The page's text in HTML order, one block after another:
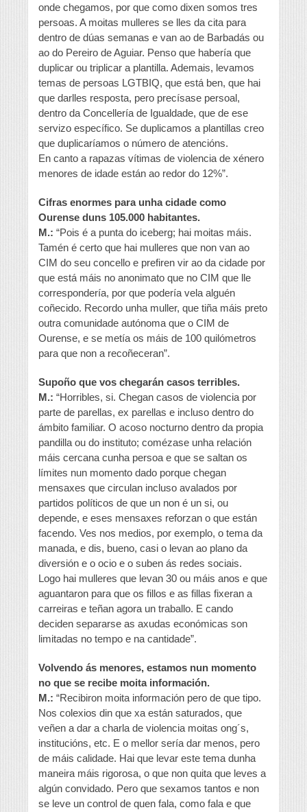
onde chegamos, por que como dixen somos tres
persoas. A moitas mulleres se lles da cita para
dentro de dúas semanas e van ao de Barbadás ou
ao do Pereiro de Aguiar. Penso que habería que
duplicar ou triplicar a plantilla. Ademais, levamos
temas de persoas LGTBIQ, que está ben, que hai
que darlles resposta, pero precísase persoal,
dentro da Concellería de Igualdade, que de ese
servizo específico. Se duplicamos a plantillas creo
que duplicaríamos o número de atencións.
En canto a rapazas vítimas de violencia de xénero
menores de idade están ao redor do 12%”.
Cifras enormes para unha cidade como
Ourense duns 105.000 habitantes.
M.: “Pois é a punta do iceberg; hai moitas máis.
Tamén é certo que hai mulleres que non van ao
CIM do seu concello e prefiren vir ao da cidade por
que está máis no anonimato que no CIM que lle
correspondería, por que podería vela alguén
coñecido. Recordo unha muller, que tiña máis preto
outra comunidade autónoma que o CIM de
Ourense, e se metía os máis de 100 quilómetros
para que non a recoñeceran”.
Supoño que vos chegarán casos terribles.
M.: “Horribles, si. Chegan casos de violencia por
parte de parellas, ex parellas e incluso dentro do
ámbito familiar. O acoso nocturno dentro da propia
pandilla ou do instituto; comézase unha relación
máis cercana cunha persoa e que se saltan os
límites nun momento dado porque chegan
mensaxes que circulan incluso avalados por
partidos políticos de que un non é un si, ou
depende, e eses mensaxes reforzan o que están
facendo. Ves nos medios, por exemplo, o tema da
manada, e dis, bueno, casi o levan ao plano da
diversión e o ocio e o suben ás redes sociais.
Logo hai mulleres que levan 30 ou máis anos e que
aguantaron para que os fillos e as fillas fixeran a
carreiras e teñan agora un traballo. E cando
deciden separarse as axudas económicas son
limitadas no tempo e na cantidade”.
Volvendo ás menores, estamos nun momento
no que se recibe moita información.
M.: “Recibiron moita información pero de que tipo.
Nos colexios din que xa están saturados, que
veñen a dar a charla de violencia moitas ong´s,
institucións, etc. E o mellor sería dar menos, pero
de máis calidade. Hai que levar este tema dunha
maneira máis rigorosa, o que non quita que leves a
algún convidado. Pero que sexamos tantos e non
se leve un control de quen fala, como fala e que